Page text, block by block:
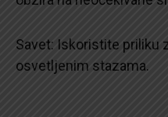
Savet: Iskoristite priliku
osvetljenim stazama.